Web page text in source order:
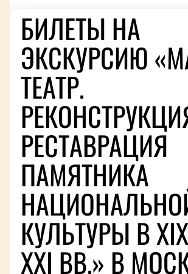
БИЛЕТЫ НА
ЭКСКУРСИЮ
ТЕАТР.
РЕСТАВРАЦИЯ
ПАМЯТНИКА
КУЛЬТУРЫ В
XXI ВВ.» В